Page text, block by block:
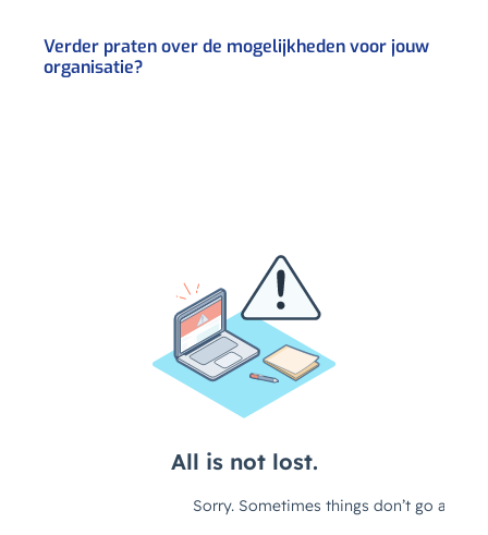
Verder praten over de mogelijkheden voor jouw
organisatie?